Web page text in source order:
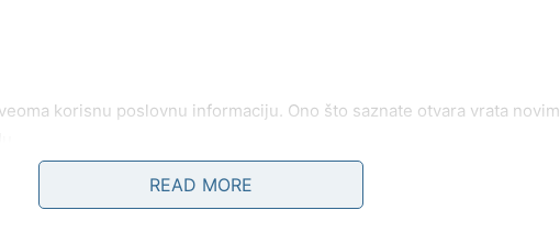
korisnu poslovnu informaciju. Ono što saznate otvara vrata novim
READ MORE